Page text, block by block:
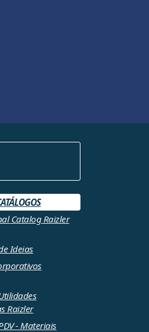
Catalog Raizler
Ideias
Raizler
- Materiais